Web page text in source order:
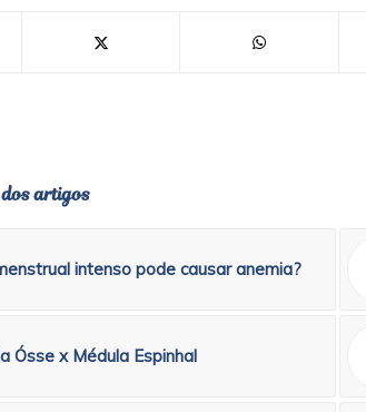
artigos
intenso pode causar anemia?
Ósse x Médula Espinhal